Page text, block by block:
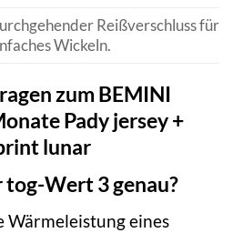
Reißverschluss für
Wickeln.
zum BEMINI
Pady jersey +
lunar
Wert 3 genau?
eines